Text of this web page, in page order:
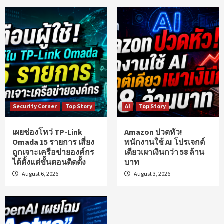
Security Corner Top Story
เผยช่องโหว่ TP-Link
Omada 15 รายการ เสี่ยง
ถูกเจาะเครือข่ายองค์กร
ได้ตั้งแต่ขั้นตอนติดตั้ง
August 6, 2026
AI Top Story
Amazon ปวดหัว!
พนักงานใช้ AI โปรเจกต์
เดียวเผาเงินกว่า 58 ล้าน
บาท
August 3, 2026